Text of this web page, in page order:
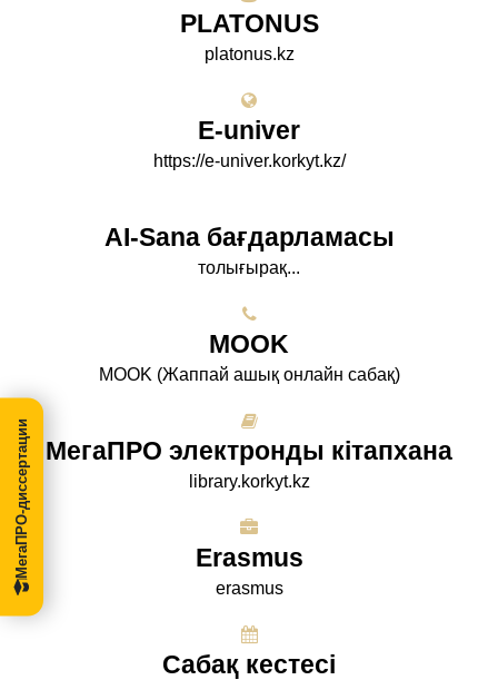
PLATONUS
platonus.kz
E-univer
https://e-univer.korkyt.kz/
AI-Sana бағдарламасы
толығырақ...
МООK
МООK (Жаппай ашық онлайн сабақ)
МегаПРО электронды кітапхана
library.korkyt.kz
Erasmus
erasmus
Сабақ кестесі
МегаПРО-диссертации